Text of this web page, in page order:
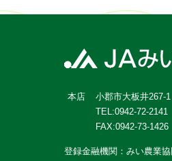
本店
小郡市大板井267-1
TEL:0942-72-2141
FAX:0942-73-1426
登録金融機関：みい農業